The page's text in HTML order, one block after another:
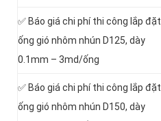
✅ Báo giá chi phí thi công lắp đặt
ống gió nhôm nhún D125, dày
0.1mm – 3md/ống
✅ Báo giá chi phí thi công lắp đặt
ống gió nhôm nhún D150, dày